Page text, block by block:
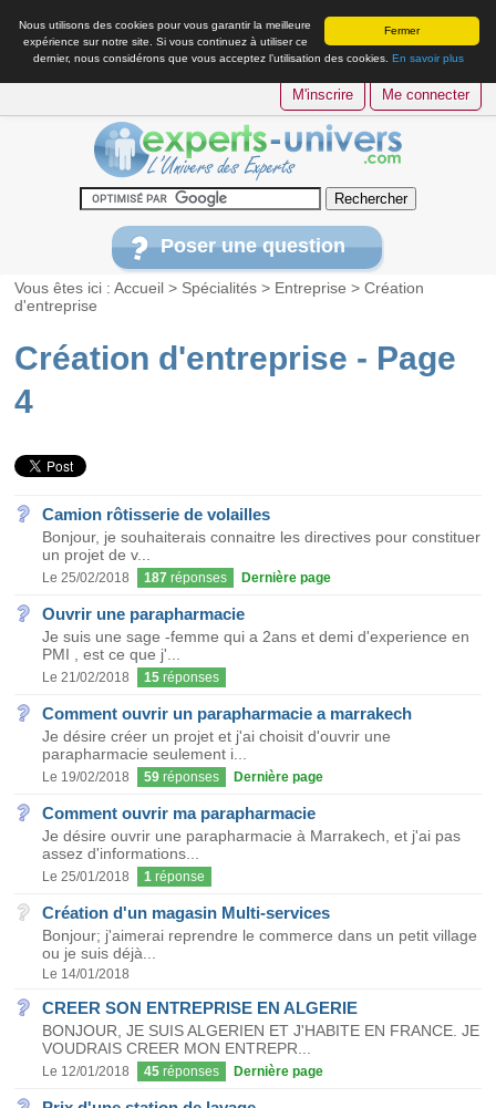
Fermer
Nous utilisons des cookies pour vous garantir la meilleure
expérience sur notre site. Si vous continuez à utiliser ce
dernier, nous considérons que vous acceptez l’utilisation des cookies. En savoir plus
M'inscrire Me connecter
Poser une question
Vous êtes ici :Accueil > Spécialités > Entreprise >Création
d'entreprise
Création d'entreprise - Page
4
Camion rôtisserie de volailles
Bonjour, je souhaiterais connaitre les directives pour constituer
un projet de v...
Le 25/02/2018 187 réponses Dernière page
Ouvrir une parapharmacie
Je suis une sage -femme qui a 2ans et demi d'experience en
PMI , est ce que j'...
Le 21/02/2018 15 réponses
Comment ouvrir un parapharmacie a marrakech
Je désire créer un projet et j'ai choisit d'ouvrir une
parapharmacie seulement i...
Le 19/02/2018 59 réponses Dernière page
Comment ouvrir ma parapharmacie
Je désire ouvrir une parapharmacie à Marrakech, et j'ai pas
assez d'informations...
Le 25/01/2018 1 réponse
Création d'un magasin Multi-services
Bonjour; j'aimerai reprendre le commerce dans un petit village
ou je suis déjà...
Le 14/01/2018
CREER SON ENTREPRISE EN ALGERIE
BONJOUR, JE SUIS ALGERIEN ET J'HABITE EN FRANCE. JE
VOUDRAIS CREER MON ENTREPR...
Le 12/01/2018 45 réponses Dernière page